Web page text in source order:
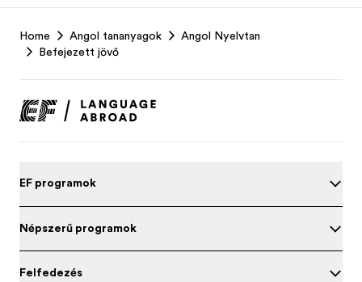
Footer
Home Angol tananyagok
Angol Nyelvtan
Befejezett jövő
EF programok
Népszerű programok
Felfedezés